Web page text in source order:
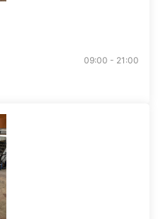
09:00 - 21:00